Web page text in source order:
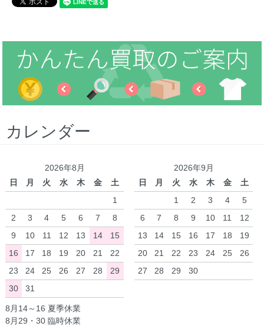
カレンダー
2026年8月
日
月 火 水 木 金
土
1
2
3 4 5 6 7
8
9
10 11 12 13 14
15
16
17 18 19 20 21
22
23
24 25 26 27 28
29
30
31
2026年9月
日
月 火 水 木 金
土
1
2 3 4
5
6
7 8 9 10 11
12
13
14 15 16 17 18
19
20
21 22 23 24 25
26
27
28 29 30
8月14～16 夏季休業
8月29・30 臨時休業